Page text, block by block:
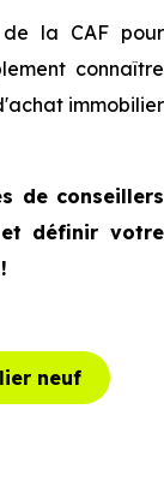
la CAF pour
connaître
immobilier
de conseillers
définir votre
neuf